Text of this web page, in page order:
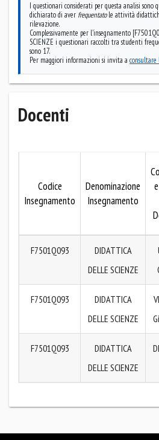
I questionari considerati per questa analisi
dichiarato di aver frequentatole attività
rilevazione.
Complessivamente per l'insegnamento
SCIENZE i questionari raccolti tra studenti
sono 17.
Per maggiori informazioni si invita a
Docenti
Codice
Insegnamento
Denominazione
Insegnamento
F7501Q093
DIDATTICA
DELLE SCIENZE
F7501Q093
DIDATTICA
DELLE SCIENZE
F7501Q093
DIDATTICA
DELLE SCIENZE